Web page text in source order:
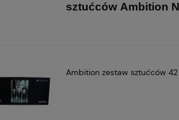
sztućcówAmbition
Ambition zestaw sztućców 42